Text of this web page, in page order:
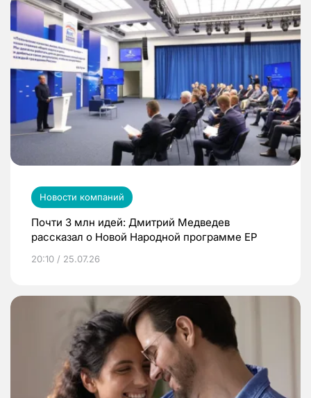
Новости компаний
Почти 3 млн идей: Дмитрий Медведев
рассказал о Новой Народной программе ЕР
20:10 / 25.07.26